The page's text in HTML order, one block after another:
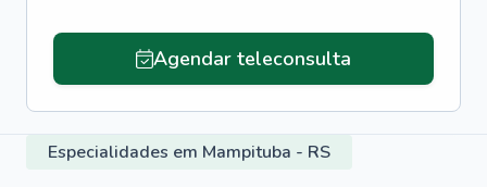
Agendar teleconsulta
Especialidades em Mampituba - RS